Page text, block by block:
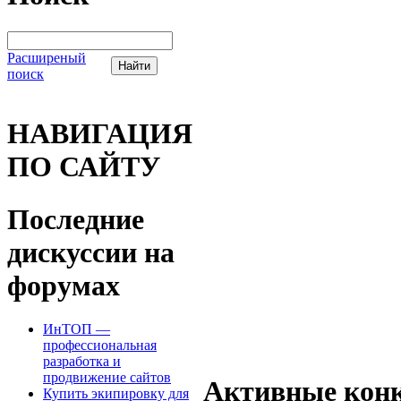
Расширеный
поиск
НАВИГАЦИЯ
ПО САЙТУ
Последние
дискуссии на
форумах
ИнТОП —
профессиональная
разработка и
продвижение сайтов
Купить экипировку для
Активные